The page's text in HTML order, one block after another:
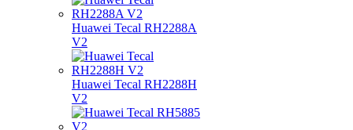
Huawei Tecal RH2288A
V2
Huawei Tecal RH2288H
V2